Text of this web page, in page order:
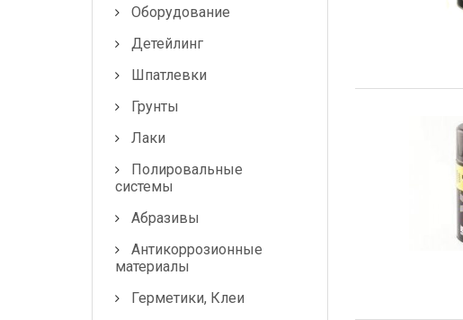
Оборудование
Детейлинг
Шпатлевки
Грунты
Лаки
Полировальные
системы
Абразивы
Антикоррозионные
материалы
Герметики, Клеи